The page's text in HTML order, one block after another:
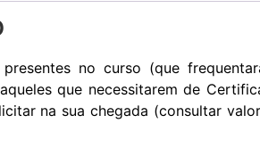
presentes no curso (que
que necessitarem de
na sua chegada (consultar